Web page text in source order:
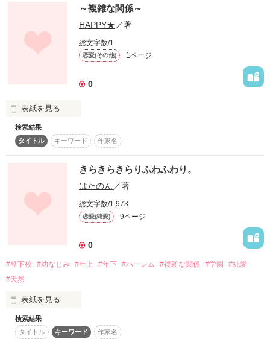
「……俺の兄のために、巻き込まれてくれませんか」
テンションの高い楽しそうな姉
佐藤麻里花（さとう まりか）
イケメンだけど意地悪なドS弟
美少女だけど冷酷で口悪な妹
佐藤真由帆（さとう まゆほ）
～複雑な関係～
HAPPY★／著
総文字数/1
恋愛(その他) 1ページ
0
表紙を見る
～この広い世界の中で～
～私はあなたに出会い～
～あなたに恋をした～
あなたになんか出会わなければよかった。
私はそう思いつづけた。
私の記憶からあなたが消えればどんだけ楽になれるんだろう。
そう思ってた。
でも今の私なら自信をもっていえる。
検索結果
タイトル
キーワード 作家名
きらきらきらりふわふわり。
はたのん／著
総文字数/1,973
恋愛(純愛) 9ページ
0
#登下校 #幼なじみ #年上 #年下 #ハーレム #複雑な関係 #学園
#純愛
#天然
表紙を見る
こんなにドキドキしたり
むねがおしつぶされそうになったり、
検索結果
タイトル
キーワード 作家名